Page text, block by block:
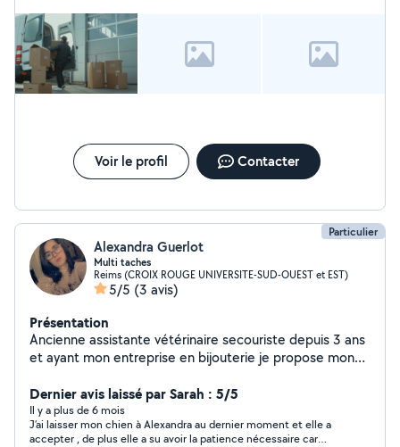
Voir le profil Contacter
Particulier
Alexandra Guerlot
Multi taches
Reims (CROIX ROUGE UNIVERSITE-SUD-OUEST et EST)
5/5 (3 avis)
Présentation
Ancienne assistante vétérinaire secouriste depuis 3 ans
et ayant mon entreprise en bijouterie je propose mon
Dernier avis laissé par Sarah : 5/5
Il y a plus de 6 mois
J’ai laisser mon chien à Alexandra au dernier moment et elle a
accepter , de plus elle a su avoir la patience nécessaire car